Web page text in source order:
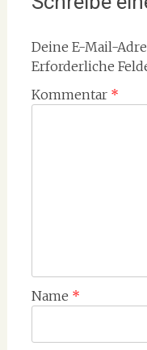
Deine E-Mail-
Erforderliche
Kommentar *
Name *